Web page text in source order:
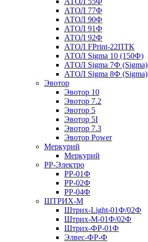
АТОЛ 77Ф
АТОЛ 90Ф
АТОЛ 91Ф
АТОЛ 92Ф
АТОЛ FPrint-22ПТК
АТОЛ Sigma 10 (150Ф)
АТОЛ Sigma 7Ф (Sigma)
АТОЛ Sigma 8Ф (Sigma)
Эвотор
Эвотор 10
Эвотор 7.2
Эвотор 5
Эвотор 5I
Эвотор 7.3
Эвотор Power
Меркурий
Меркурий
РР-Электро
РР-01Ф
РР-02Ф
РР-04Ф
ШТРИХ-М
Штрих-Light-01Ф/02Ф
Штрих-М-01Ф/02Ф
Штрих-ФР-01Ф
Элвес-ФР-Ф